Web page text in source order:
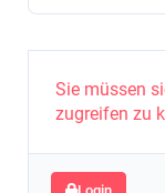
Sie müssen
zugreifen zu